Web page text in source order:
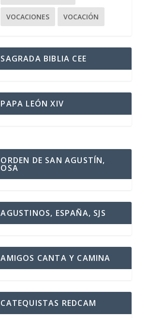
VOCACIONES VOCACIÓN
SAGRADA BIBLIA CEE
PAPA LEÓN XIV
ORDEN DE SAN AGUSTÍN,
OSA
AGUSTINOS, ESPAÑA, SJS
AMIGOS CANTA Y CAMINA
CATEQUISTAS REDCAM